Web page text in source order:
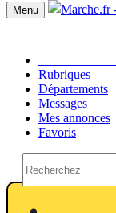
Menu
Rubriques
Départements
Messages
Mes annonces
Favoris